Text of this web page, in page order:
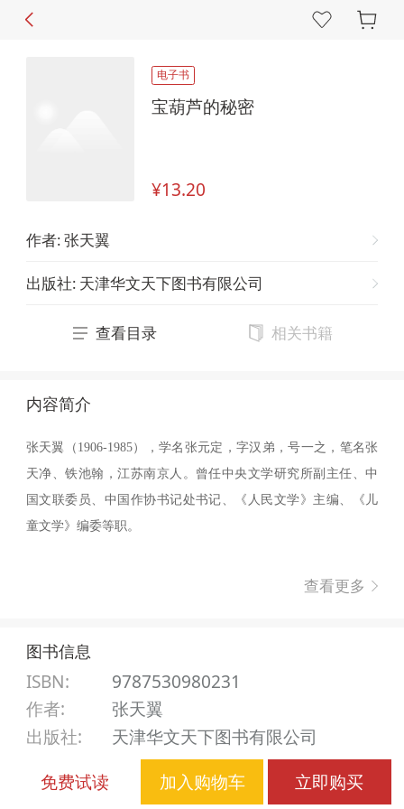
电子书
宝葫芦的秘密
¥13.20
作者:张天翼
出版社: 天津华文天下图书有限公司
查看目录 相关书籍
内容简介
张天翼（1906-1985），学名张元定，字汉弟，号一之，笔名张
天净、铁池翰，江苏南京人。曾任中央文学研究所副主任、中
国文联委员、中国作协书记处书记、《人民文学》主编、《儿
童文学》编委等职。
培养青年文艺工作者外，张天翼先生几乎把所有精力都投入到
儿童文学创作中去。早在20世纪20年代末，张天翼就开始从事
儿童文学的创作，先后完成了《秃秃大王》《大林和小林》
《奇怪的地方》《宝葫芦的秘密》等作品。这些作品以隽永的
们珍藏在记忆的深处。
查看更多
图书信息
ISBN:
9787530980231
作者:
张天翼
出版社:
天津华文天下图书有限公司
免费试读 加入购物车 立即购买